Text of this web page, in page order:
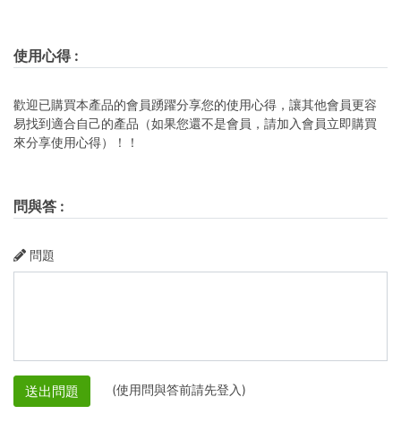
使用心得:
歡迎已購買本產品的會員踴躍分享您的使用心得，讓其他會員更容
易找到適合自己的產品（如果您還不是會員，請加入會員立即購買
來分享使用心得）！！
問與答 :
問題
送出問題 (使用問與答前請先登入)